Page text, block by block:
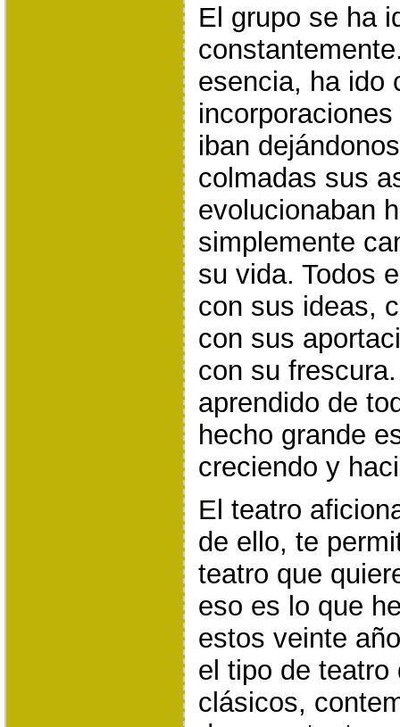
El grupo se ha
esencia, ha ido
iban
colmadas sus
evolucionaban
simplemente
su vida. Todos
con sus ideas,
con sus
con su
aprendido de
hecho grande
creciendo y
El teatro
de ello, te
teatro que
eso es lo que
estos veinte
el tipo de
clásicos,